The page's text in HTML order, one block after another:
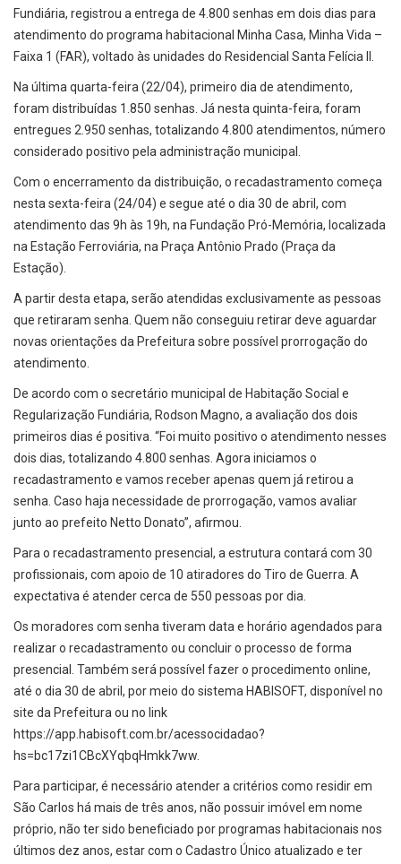
Fundiária, registrou a entrega de 4.800 senhas em dois dias para
atendimento do programa habitacional Minha Casa, Minha Vida –
Faixa 1 (FAR), voltado às unidades do Residencial Santa Felícia II.
Na última quarta-feira (22/04), primeiro dia de atendimento,
foram distribuídas 1.850 senhas. Já nesta quinta-feira, foram
entregues 2.950 senhas, totalizando 4.800 atendimentos, número
considerado positivo pela administração municipal.
Com o encerramento da distribuição, o recadastramento começa
nesta sexta-feira (24/04) e segue até o dia 30 de abril, com
atendimento das 9h às 19h, na Fundação Pró-Memória, localizada
na Estação Ferroviária, na Praça Antônio Prado (Praça da
Estação).
A partir desta etapa, serão atendidas exclusivamente as pessoas
que retiraram senha. Quem não conseguiu retirar deve aguardar
novas orientações da Prefeitura sobre possível prorrogação do
atendimento.
De acordo com o secretário municipal de Habitação Social e
Regularização Fundiária, Rodson Magno, a avaliação dos dois
primeiros dias é positiva. “Foi muito positivo o atendimento nesses
dois dias, totalizando 4.800 senhas. Agora iniciamos o
recadastramento e vamos receber apenas quem já retirou a
senha. Caso haja necessidade de prorrogação, vamos avaliar
junto ao prefeito Netto Donato”, afirmou.
Para o recadastramento presencial, a estrutura contará com 30
profissionais, com apoio de 10 atiradores do Tiro de Guerra. A
expectativa é atender cerca de 550 pessoas por dia.
Os moradores com senha tiveram data e horário agendados para
realizar o recadastramento ou concluir o processo de forma
presencial. Também será possível fazer o procedimento online,
até o dia 30 de abril, por meio do sistema HABISOFT, disponível no
site da Prefeitura ou no link
https://app.habisoft.com.br/acessocidadao?
hs=bc17zi1CBcXYqbqHmkk7ww.
Para participar, é necessário atender a critérios como residir em
São Carlos há mais de três anos, não possuir imóvel em nome
próprio, não ter sido beneficiado por programas habitacionais nos
últimos dez anos, estar com o Cadastro Único atualizado e ter